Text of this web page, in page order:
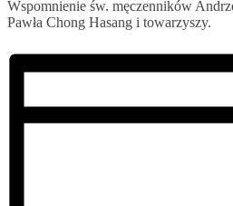
Wspomnienie św. męczenników
Pawła Chong Hasang i towarzyszy.